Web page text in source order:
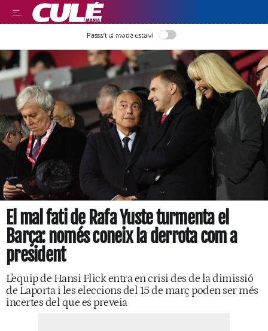
LLEGIR EN CATALÀ
Passa’t al mode estalvi
El mal fati de Rafa Yuste turmenta el
Barça: només coneix la derrota com a
president
L'equip de Hansi Flick entra en crisi des de la dimissió
de Laporta i les eleccions del 15 de març poden ser més
incertes del que es preveia